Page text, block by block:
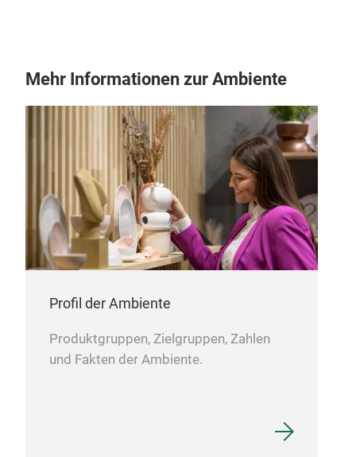
Mehr Informationen zur Ambiente
Profil der Ambiente
Produktgruppen, Zielgruppen, Zahlen
und Fakten der Ambiente.